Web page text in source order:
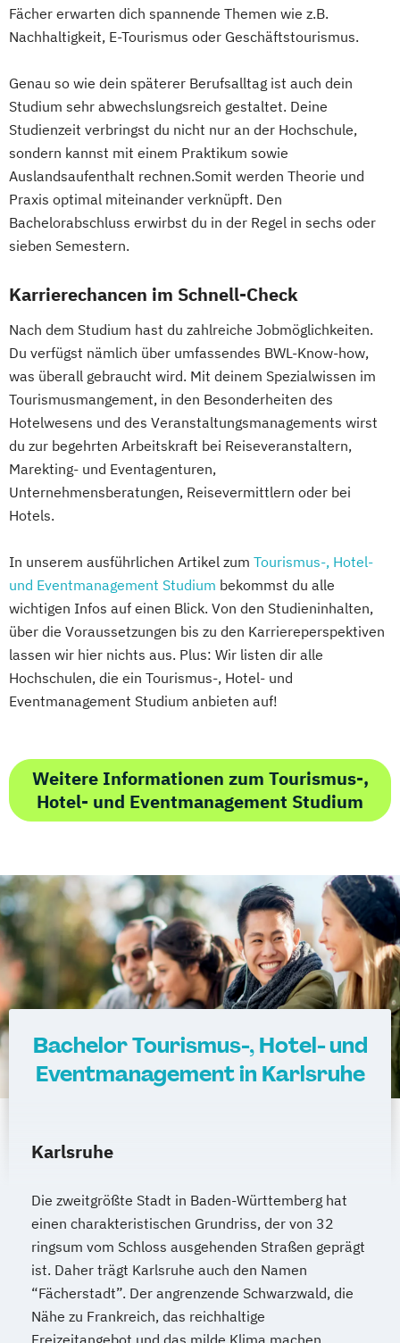
Fächer erwarten dich spannende Themen wie z.B.
Nachhaltigkeit, E-Tourismus oder Geschäftstourismus.
Genau so wie dein späterer Berufsalltag ist auch dein
Studium sehr abwechslungsreich gestaltet. Deine
Studienzeit verbringst du nicht nur an der Hochschule,
sondern kannst mit einem Praktikum sowie
Auslandsaufenthalt rechnen.Somit werden Theorie und
Praxis optimal miteinander verknüpft. Den
Bachelorabschluss erwirbst du in der Regel in sechs oder
sieben Semestern.
Karrierechancen im Schnell-Check
Nach dem Studium hast du zahlreiche Jobmöglichkeiten.
Du verfügst nämlich über umfassendes BWL-Know-how,
was überall gebraucht wird. Mit deinem Spezialwissen im
Tourismusmangement, in den Besonderheiten des
Hotelwesens und des Veranstaltungsmanagements wirst
du zur begehrten Arbeitskraft bei Reiseveranstaltern,
Marekting- und Eventagenturen,
Unternehmensberatungen, Reisevermittlern oder bei
Hotels.
In unserem ausführlichen Artikel zum Tourismus-, Hotel-
und Eventmanagement Studium bekommst du alle
wichtigen Infos auf einen Blick. Von den Studieninhalten,
über die Voraussetzungen bis zu den Karriereperspektiven
lassen wir hier nichts aus. Plus: Wir listen dir alle
Hochschulen, die ein Tourismus-, Hotel- und
Eventmanagement Studium anbieten auf!
Weitere Informationen zum Tourismus-,
Hotel- und Eventmanagement Studium
Bachelor Tourismus-, Hotel- und
Eventmanagement in Karlsruhe
Karlsruhe
Die zweitgrößte Stadt in Baden-Württemberg hat
einen charakteristischen Grundriss, der von 32
ringsum vom Schloss ausgehenden Straßen geprägt
ist. Daher trägt Karlsruhe auch den Namen
“Fächerstadt”. Der angrenzende Schwarzwald, die
Nähe zu Frankreich, das reichhaltige
Freizeitangebot und das milde Klima machen